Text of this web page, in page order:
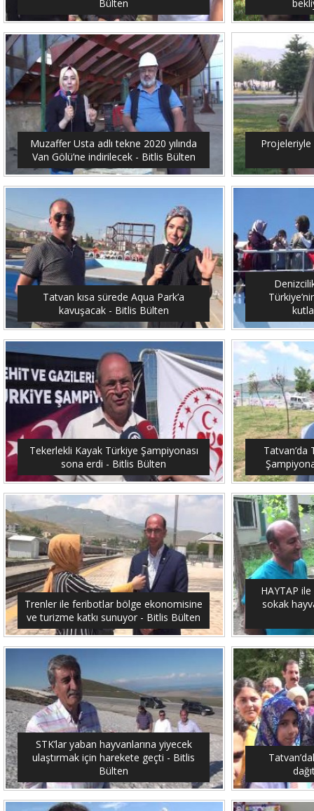
Bülten
Muzaffer Usta adlı tekne 2020 yılında
Van Gölü’ne indirilecek - Bitlis Bülten
Projeleriyle
Tatvan kısa sürede Aqua Park’a
kavuşacak - Bitlis Bülten
Tekerlekli Kayak Türkiye Şampiyonası
sona erdi - Bitlis Bülten
Tatvan’da
Trenler ile feribotlar bölge ekonomisine
ve turizme katkı sunuyor - Bitlis Bülten
HAYTAP
sokak
STK’lar yaban hayvanlarına yiyecek
ulaştırmak için harekete geçti - Bitlis
Bülten